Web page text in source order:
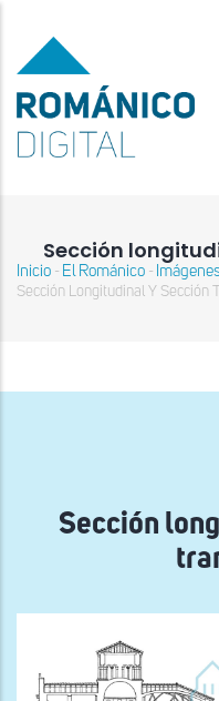
contenido
principal
Sección
Sobrescribir
ayuda
Inicio - El Románico -
Sección Longitudinal Y Sección
Sección